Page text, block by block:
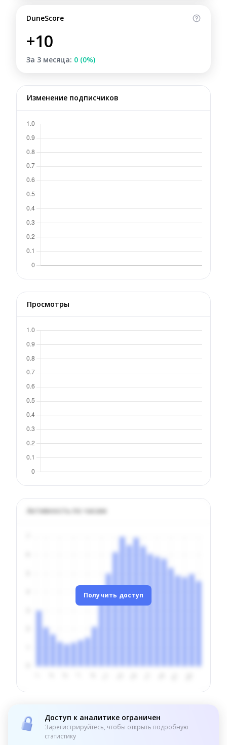
DuneScore
+10
За 3 месяца: 0 (0%)
Изменение подписчиков
Просмотры
Активность по часам
Получить доступ
Доступ к аналитике ограничен
Зарегистрируйтесь, чтобы открыть подробную
статистику